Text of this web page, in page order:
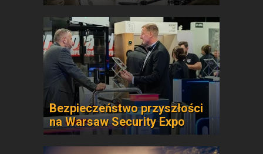
Bezpieczeństwo przyszłości
na Warsaw Security Expo